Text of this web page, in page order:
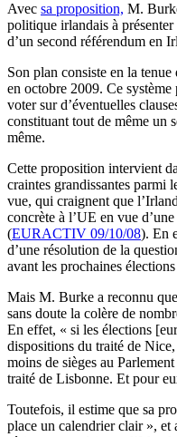
Avec sa proposition, M.
politique irlandais à
d’un second référendum en
Son plan consiste en la
en octobre 2009. Ce
voter sur d’éventuelles
constituant tout de même un
même.
Cette proposition intervient
craintes grandissantes parmi
vue, qui craignent que
concrète à l’UE en vue
(EURACTIV 09/10/08). En
d’une résolution de la
avant les prochaines
Mais M. Burke a reconnu
sans doute la colère de
En effet, « si les élections
dispositions du traité de
moins de sièges au
traité de Lisbonne. Et pour
Toutefois, il estime que sa
place un calendrier clair », et